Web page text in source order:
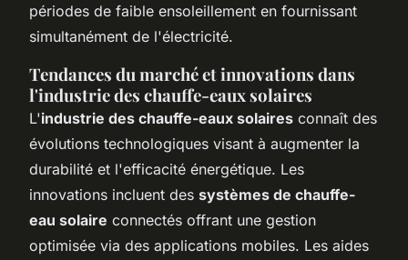
périodes de faible ensoleillement en fournissant
simultanément de l'électricité.
Tendances du marché et innovations dans
l'industrie des chauffe-eaux solaires
L'industrie des chauffe-eaux solaires connaît des
évolutions technologiques visant à augmenter la
durabilité et l'efficacité énergétique. Les
innovations incluent des systèmes de chauffe-
eau solaire connectés offrant une gestion
optimisée via des applications mobiles. Les aides